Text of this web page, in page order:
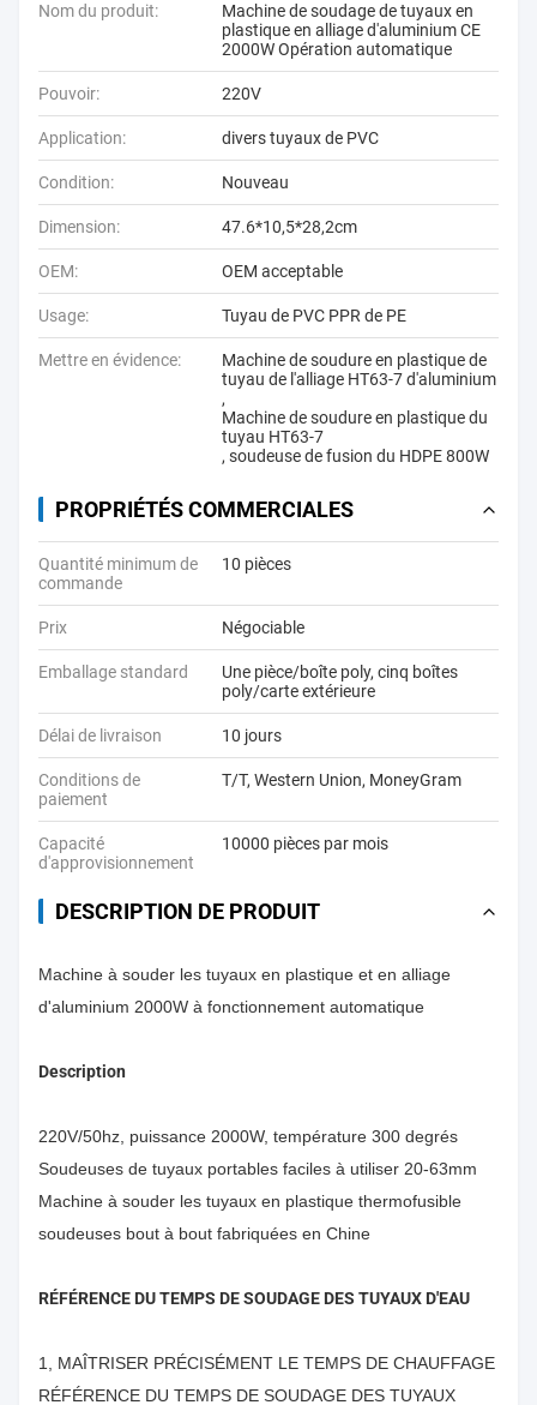
Nom du produit:
Machine de soudage de tuyaux en
plastique en alliage d'aluminium CE
2000W Opération automatique
Pouvoir: 220V
Application: divers tuyaux de PVC
Condition: Nouveau
Dimension: 47.6*10,5*28,2cm
OEM: OEM acceptable
Usage: Tuyau de PVC PPR de PE
Mettre en évidence:
Machine de soudure en plastique de
tuyau de l'alliage HT63-7 d'aluminium
,
Machine de soudure en plastique du
tuyau HT63-7
, soudeuse de fusion du HDPE 800W
PROPRIÉTÉS COMMERCIALES
Quantité minimum de
commande
10 pièces
Prix Négociable
Emballage standard
Une pièce/boîte poly, cinq boîtes
poly/carte extérieure
Délai de livraison 10 jours
Conditions de
paiement
T/T, Western Union, MoneyGram
Capacité
d'approvisionnement
10000 pièces par mois
DESCRIPTION DE PRODUIT
Machine à souder les tuyaux en plastique et en alliage
d'aluminium 2000W à fonctionnement automatique
Description
220V/50hz, puissance 2000W, température 300 degrés
Soudeuses de tuyaux portables faciles à utiliser 20-63mm
Machine à souder les tuyaux en plastique thermofusible
soudeuses bout à bout fabriquées en Chine
RÉFÉRENCE DU TEMPS DE SOUDAGE DES TUYAUX D'EAU
1, MAÎTRISER PRÉCISÉMENT LE TEMPS DE CHAUFFAGE
RÉFÉRENCE DU TEMPS DE SOUDAGE DES TUYAUX